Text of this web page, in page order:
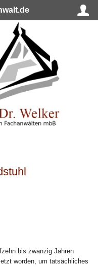
bis zwanzig Jahren
worden, um tatsächliches